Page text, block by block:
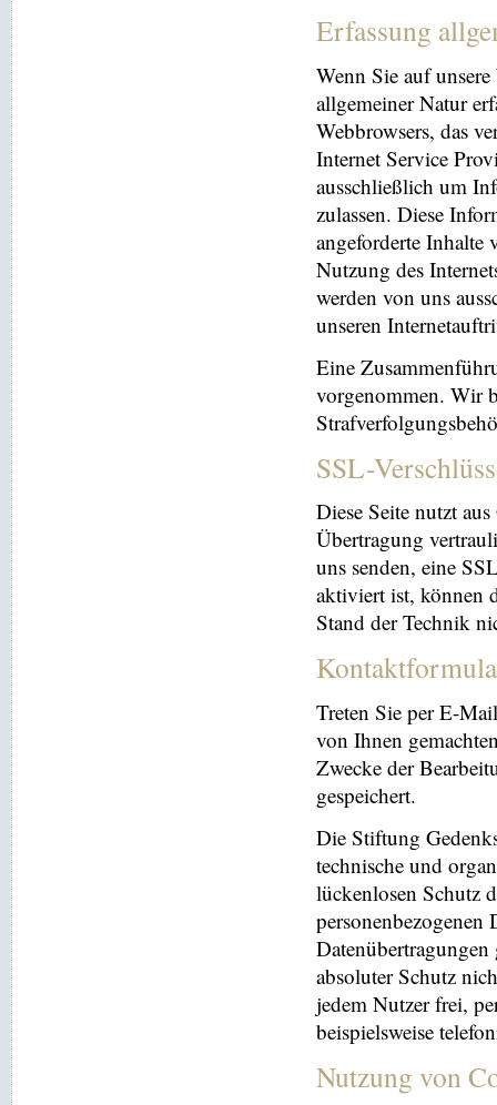
Erfassung
Wenn Sie auf
allgemeiner Natur
Webbrowsers, das
Internet Service
ausschließlich um
zulassen. Diese
angeforderte Inhalte
Nutzung des
werden von uns
unseren
Eine
vorgenommen. Wir
SSL-
Diese Seite nutzt
Übertragung
uns senden, eine
aktiviert ist, können
Stand der Technik
Treten Sie per E-
von Ihnen
Zwecke der
gespeichert.
Die Stiftung
technische und
lückenlosen Schutz
personenbezogenen
absoluter Schutz
jedem Nutzer frei,
beispielsweise
Nutzung von